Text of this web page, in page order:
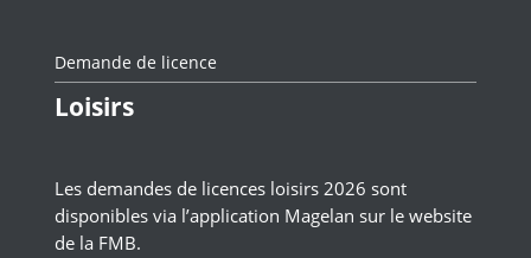
Demande de licence
Loisirs
Les demandes de licences loisirs 2026 sont
disponibles via l’application Magelan sur le website
de la FMB.